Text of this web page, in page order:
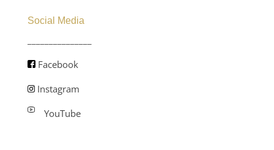
Social Media
Facebook
Instagram
YouTube